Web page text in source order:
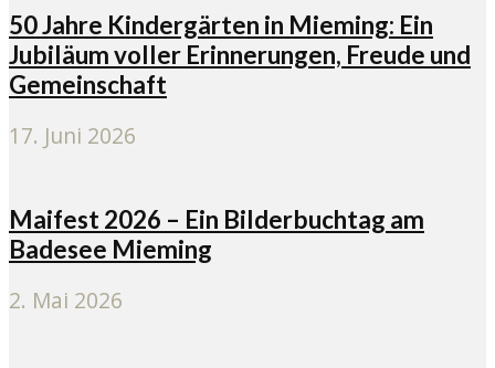
50 Jahre Kindergärten in Mieming: Ein
Jubiläum voller Erinnerungen, Freude und
Gemeinschaft
17. Juni 2026
Maifest 2026 – Ein Bilderbuchtag am
Badesee Mieming
2. Mai 2026